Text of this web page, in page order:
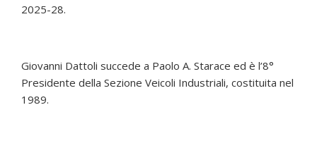
2025-28.
Giovanni Dattoli succede a Paolo A. Starace ed è l’8°
Presidente della Sezione Veicoli Industriali, costituita nel
1989.